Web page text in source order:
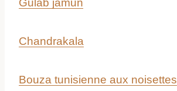
Gulab jamun
Chandrakala
Bouza tunisienne aux noisettes